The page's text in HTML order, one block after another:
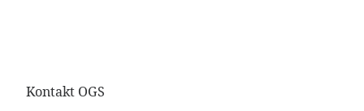
Kontakt OGS